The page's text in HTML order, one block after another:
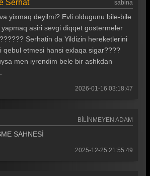
Serhat sabina
yixmaq deyilmi? Evli oldugunu bile-bile
asiri sevgi diqqet gostermeler
Serhatin da Yildizin hereketlerini
qebul etmesi hansi exlaqa sigar????
men iyrendim bele bir ashkdan
2026-01-16 03:18:47
BİLİNMEYEN ADAM
SAHNESİ
2025-12-25 21:55:49